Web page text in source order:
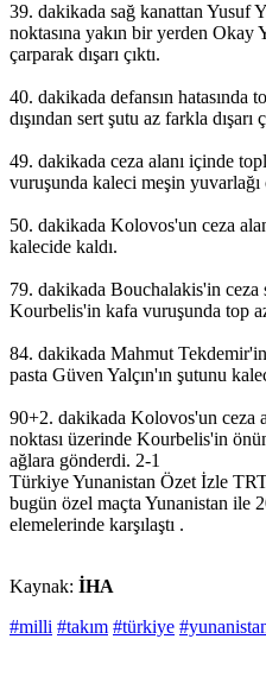
39. dakikada sağ kanattan Yusuf
noktasına yakın bir yerden
çarparak dışarı çıktı.
40. dakikada defansın hatasında
dışından sert şutu az farkla dışarı
49. dakikada ceza alanı içinde
vuruşunda kaleci meşin yuvarlağı
50. dakikada Kolovos'un ceza
kalecide kaldı.
79. dakikada Bouchalakis'in ceza
Kourbelis'in kafa vuruşunda top
84. dakikada Mahmut
pasta Güven Yalçın'ın şutunu
90+2. dakikada Kolovos'un ceza
noktası üzerinde Kourbelis'in
ağlara gönderdi. 2-1
Türkiye Yunanistan Özet İzle
bugün özel maçta Yunanistan ile
elemelerinde karşılaştı .
Kaynak: İHA
#milli #takım #türkiye